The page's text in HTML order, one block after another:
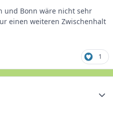
und Bonn wäre nicht sehr
einen weiteren Zwischenhalt
1